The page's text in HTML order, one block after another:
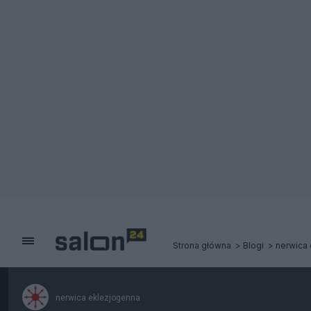
Strona główna Blogi nerwica
nerwica eklezjogenna